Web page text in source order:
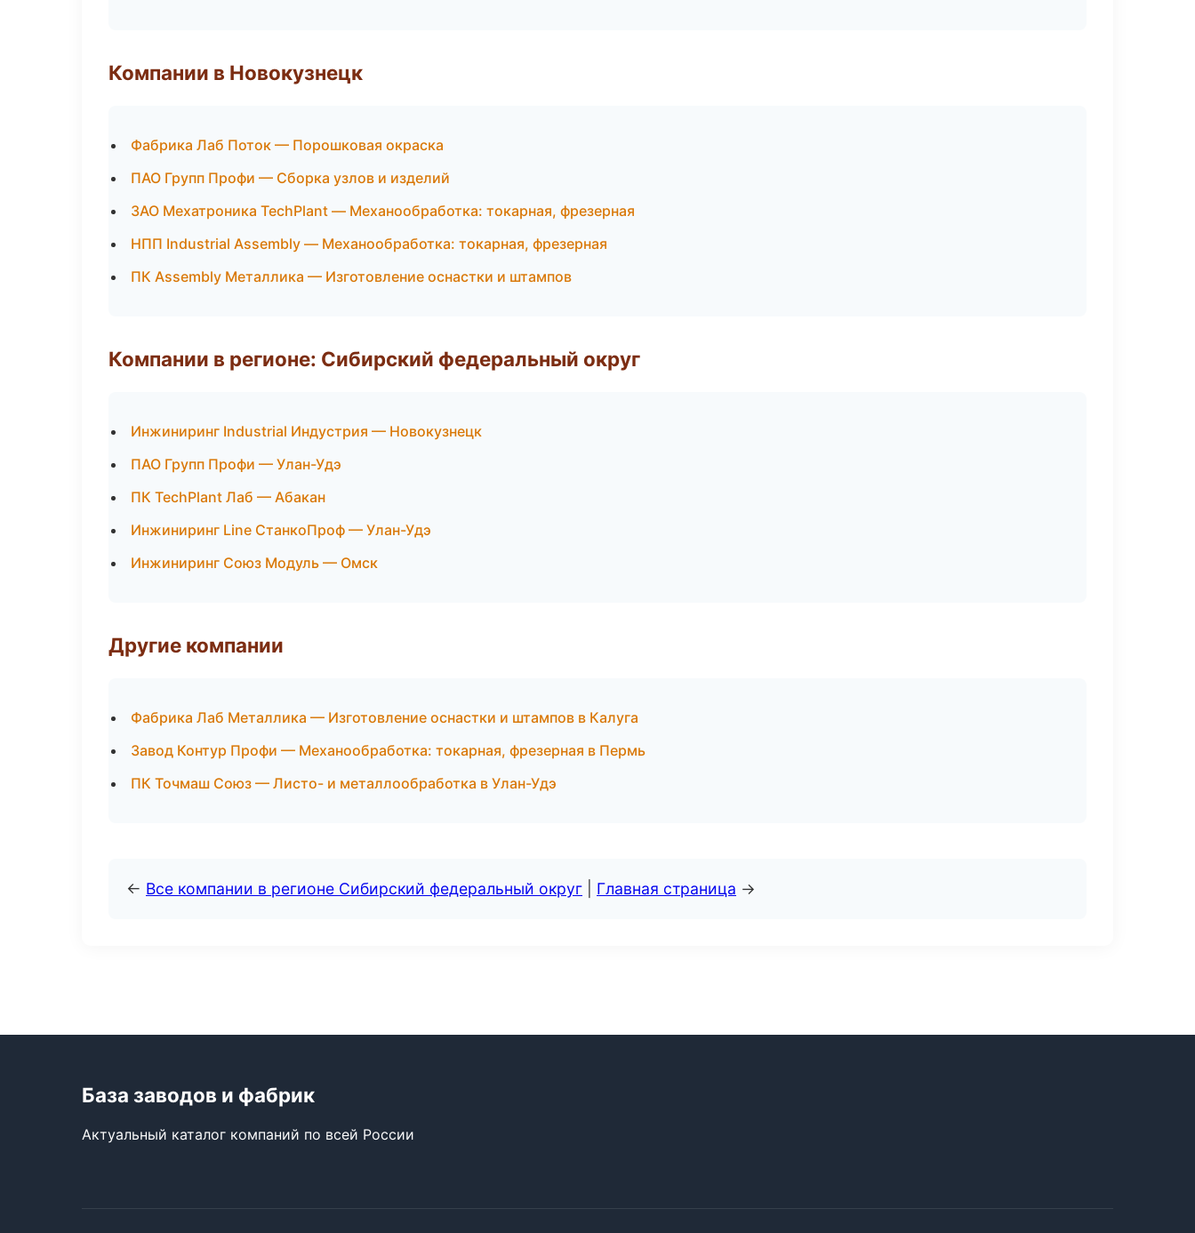
Компании в Новокузнецк
Фабрика Лаб Поток — Порошковая окраска
ПАО Групп Профи — Сборка узлов и изделий
ЗАО Мехатроника TechPlant — Механообработка: токарная, фрезерная
НПП Industrial Assembly — Механообработка: токарная, фрезерная
ПК Assembly Металлика — Изготовление оснастки и штампов
Компании в регионе: Сибирский федеральный округ
Инжиниринг Industrial Индустрия — Новокузнецк
ПАО Групп Профи — Улан-Удэ
ПК TechPlant Лаб — Абакан
Инжиниринг Line СтанкоПроф — Улан-Удэ
Инжиниринг Союз Модуль — Омск
Другие компании
Фабрика Лаб Металлика — Изготовление оснастки и штампов в Калуга
Завод Контур Профи — Механообработка: токарная, фрезерная в Пермь
ПК Точмаш Союз — Листо- и металлообработка в Улан-Удэ
← Все компании в регионе Сибирский федеральный округ Главная страница →
База заводов и фабрик
Актуальный каталог компаний по всей России